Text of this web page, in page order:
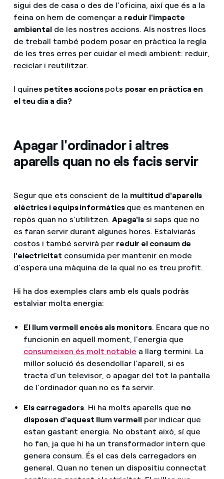
sigui des de casa o des de l'oficina, així que és a la
feina on hem de començar a reduir l'impacte
ambiental de les nostres accions. Als nostres llocs
de treball també podem posar en pràctica la regla
de les tres erres per cuidar el medi ambient: reduir,
reciclar i reutilitzar.
I quines petites accions pots posar en pràctica en
el teu dia a dia?
Apagar l'ordinador i altres
aparells quan no els facis servir
Segur que ets conscient de la multitud d'aparells
elèctrics i equips informàticsque es mantenen en
repòs quan no s'utilitzen. Apaga'ls si saps que no
es faran servir durant algunes hores. Estalviaràs
costos i també servirà per reduir el consum de
l'electricitat consumida per mantenir en mode
d'espera una màquina de la qual no es treu profit.
Hi ha dos exemples clars amb els quals podràs
estalviar molta energia:
El llum vermell encès als monitors. Encara que no
funcionin en aquell moment, l'energia que
consumeixen és molt notable a llarg termini. La
millor solució és desendollar l'aparell, si es
tracta d'un televisor, o apagar del tot la pantalla
de l'ordinador quan no es fa servir.
Els carregadors. Hi ha molts aparells que no
disposen d'aquest llum vermellper indicar que
estan gastant energia. No obstant això, sí que
ho fan, ja que hi ha un transformador intern que
genera consum. És el cas dels carregadors en
general. Quan no tenen un dispositiu connectat